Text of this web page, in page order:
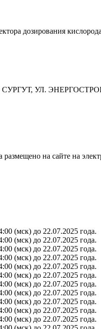
дозирования
Г. СУРГУТ, УЛ.
на сайте на
(мск) до 22.07.2025 года.
(мск) до 22.07.2025 года.
(мск) до 22.07.2025 года.
(мск) до 22.07.2025 года.
(мск) до 22.07.2025 года.
(мск) до 22.07.2025 года.
(мск) до 22.07.2025 года.
(мск) до 22.07.2025 года.
(мск) до 22.07.2025 года.
(мск) до 22.07.2025 года.
(мск) до 22.07.2025 года.